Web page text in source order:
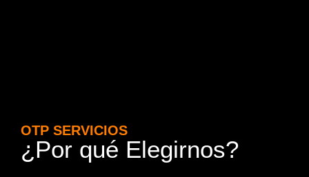
OTP SERVICIOS
¿Por qué Elegirnos?